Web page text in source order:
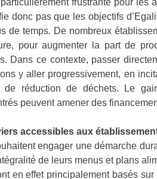
frustrante pour les
donc pas que les objectifs
de temps. De nombreux
pour augmenter la part de
Dans ce contexte, passer
y aller progressivement, en
de réduction de déchets. Le
peuvent amener des
accessibles aux
engager une démarche
de leurs menus et plans
en effet principalement basés